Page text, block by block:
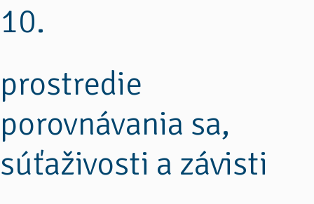
10.
prostredie
porovnávania sa,
súťaživosti a závisti